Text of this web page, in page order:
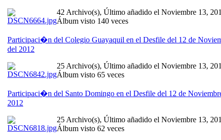
42 Archivo(s), Último añadido el Noviembre 13,
Álbum visto 140 veces
Participaci�n del Colegio Guayaquil en el Desfile del 12 de
del 2012
25 Archivo(s), Último añadido el Noviembre 13,
Álbum visto 65 veces
Participaci�n del Santo Domingo en el Desfile del 12 de
2012
25 Archivo(s), Último añadido el Noviembre 13,
Álbum visto 62 veces